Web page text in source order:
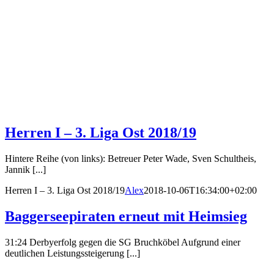
Herren I – 3. Liga Ost 2018/19
Hintere Reihe (von links): Betreuer Peter Wade, Sven Schultheis,
Jannik [...]
Herren I – 3. Liga Ost 2018/19Alex2018-10-06T16:34:00+02:00
Baggerseepiraten erneut mit Heimsieg
31:24 Derbyerfolg gegen die SG Bruchköbel Aufgrund einer
deutlichen Leistungssteigerung [...]